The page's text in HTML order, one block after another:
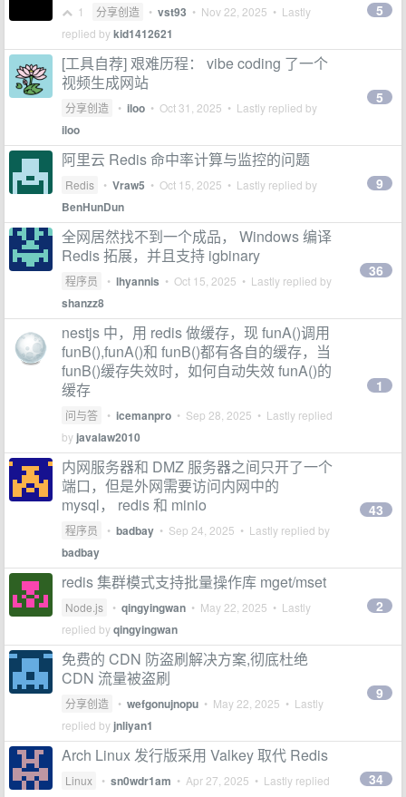
1 分享创造 • vst93 • Nov 22, 2025 • Lastly
replied bykid1412621
5
[工具自荐] 艰难历程： vibe coding 了一个
视频生成网站
分享创造 • iloo • Oct 31, 2025 • Lastly replied by
iloo
5
阿里云 Redis 命中率计算与监控的问题
Redis • Vraw5 • Oct 15, 2025 • Lastly replied by
BenHunDun
9
全网居然找不到一个成品， Windows 编译
Redis 拓展，并且支持 igbinary
程序员 • lhyannis • Oct 15, 2025 • Lastly replied by
shanzz8
36
nestjs 中，用 redis 做缓存，现 funA()调用
funB(),funA()和 funB()都有各自的缓存，当
funB()缓存失效时，如何自动失效 funA()的
缓存
问与答 • icemanpro • Sep 28, 2025 • Lastly replied
by javalaw2010
1
内网服务器和 DMZ 服务器之间只开了一个
端口，但是外网需要访问内网中的
mysql， redis 和 minio
程序员 • badbay • Sep 24, 2025 • Lastly replied by
badbay
43
redis 集群模式支持批量操作库 mget/mset
Node.js • qingyingwan • May 22, 2025 • Lastly
replied byqingyingwan
2
免费的 CDN 防盗刷解决方案,彻底杜绝
CDN 流量被盗刷
分享创造 • wefgonujnopu • May 22, 2025 • Lastly
replied by jnliyan1
9
Arch Linux 发行版采用 Valkey 取代 Redis
Linux • sn0wdr1am • Apr 27, 2025 • Lastly replied
34